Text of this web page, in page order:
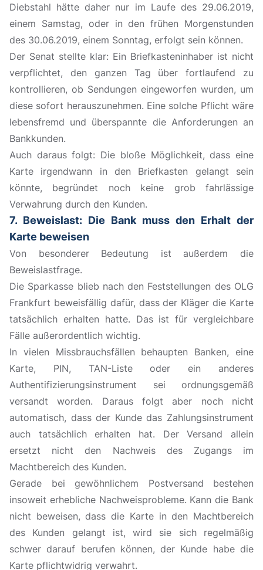
Diebstahl hätte daher nur im Laufe des 29.06.2019,
einem Samstag, oder in den frühen Morgenstunden
des 30.06.2019, einem Sonntag, erfolgt sein können.
Der Senat stellte klar: Ein Briefkasteninhaber ist nicht
verpflichtet, den ganzen Tag über fortlaufend zu
kontrollieren, ob Sendungen eingeworfen wurden, um
diese sofort herauszunehmen. Eine solche Pflicht wäre
lebensfremd und überspannte die Anforderungen an
Bankkunden.
Auch daraus folgt: Die bloße Möglichkeit, dass eine
Karte irgendwann in den Briefkasten gelangt sein
könnte, begründet noch keine grob fahrlässige
Verwahrung durch den Kunden.
7. Beweislast: Die Bank muss den Erhalt der
Karte beweisen
Von besonderer Bedeutung ist außerdem die
Beweislastfrage.
Die Sparkasse blieb nach den Feststellungen des OLG
Frankfurt beweisfällig dafür, dass der Kläger die Karte
tatsächlich erhalten hatte. Das ist für vergleichbare
Fälle außerordentlich wichtig.
In vielen Missbrauchsfällen behaupten Banken, eine
Karte, PIN, TAN-Liste oder ein anderes
Authentifizierungsinstrument sei ordnungsgemäß
versandt worden. Daraus folgt aber noch nicht
automatisch, dass der Kunde das Zahlungsinstrument
auch tatsächlich erhalten hat. Der Versand allein
ersetzt nicht den Nachweis des Zugangs im
Machtbereich des Kunden.
Gerade bei gewöhnlichem Postversand bestehen
insoweit erhebliche Nachweisprobleme. Kann die Bank
nicht beweisen, dass die Karte in den Machtbereich
des Kunden gelangt ist, wird sie sich regelmäßig
schwer darauf berufen können, der Kunde habe die
Karte pflichtwidrig verwahrt.